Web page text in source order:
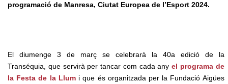
programació de Manresa, Ciutat Europea de l’Esport 2024.
El diumenge 3 de març se celebrarà la 40a edició de la
Transéquia, que servirà per tancar com cada anyel programa de
la Festa de la Llumi que és organitzada per la Fundació Aigües